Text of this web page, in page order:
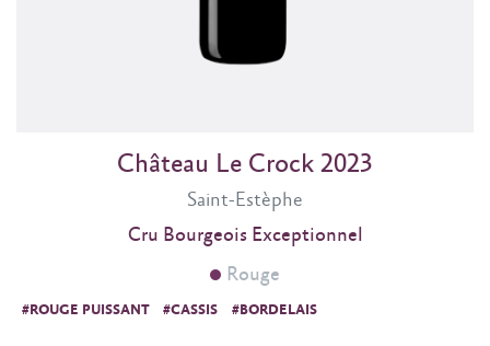
Saint-Estèphe
Château Le Crock 2023
Cru Bourgeois Exceptionnel
Rouge
#ROUGE PUISSANT #CASSIS #BORDELAIS